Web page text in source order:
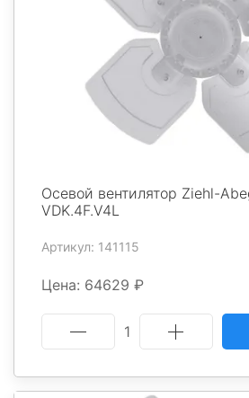
Осевой вентилятор Ziehl-
VDK.4F.V4L
Артикул: 141115
Цена: 64629 ₽
1